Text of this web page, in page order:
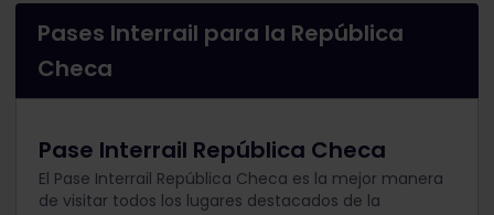
Pases Interrail para la República
Checa
Pase Interrail República Checa
El Pase Interrail República Checa es la mejor manera
de visitar todos los lugares destacados de la